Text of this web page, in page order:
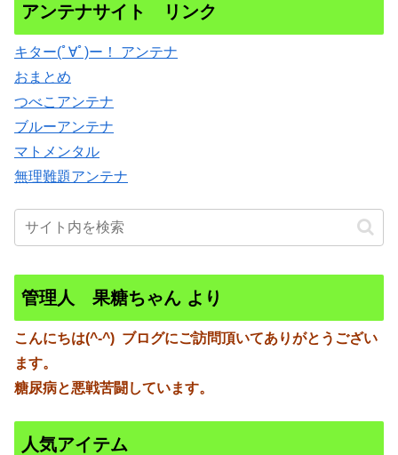
アンテナサイト リンク
キター(ﾟ∀ﾟ)ー！ アンテナ
おまとめ
つべこアンテナ
ブルーアンテナ
マトメンタル
無理難題アンテナ
管理人 果糖ちゃん より
こんにちは(^-^) ブログにご訪問頂いてありがとうござい
ます。
糖尿病と悪戦苦闘しています。
人気アイテム